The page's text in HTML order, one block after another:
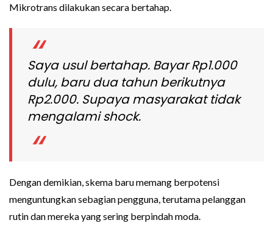
Mikrotrans dilakukan secara bertahap.
Saya usul bertahap. Bayar Rp1.000
dulu, baru dua tahun berikutnya
Rp2.000. Supaya masyarakat tidak
mengalami shock.
Dengan demikian, skema baru memang berpotensi
menguntungkan sebagian pengguna, terutama pelanggan
rutin dan mereka yang sering berpindah moda.